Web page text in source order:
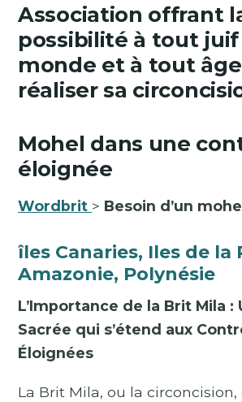
Association offrant
possibilité à tout juif
monde et à tout
réaliser sa
Mohel dans une
éloignée
Wordbrit > Besoin d’un
îles Canaries, Iles de la
Amazonie, Polynésie
L’Importance de la Brit Mila :
Sacrée qui s’étend aux
Éloignées
La Brit Mila, ou la circoncision,